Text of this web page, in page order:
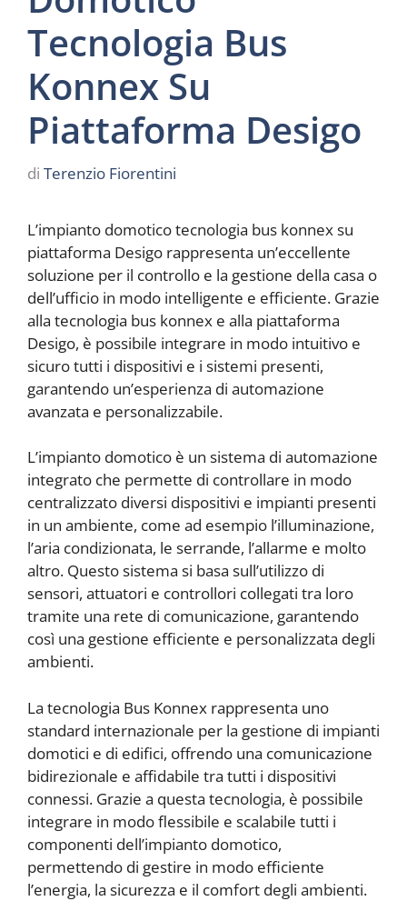
Tecnologia Bus
Konnex Su
Piattaforma Desigo
di Terenzio Fiorentini
L’impianto domotico tecnologia bus konnex su
piattaforma Desigo rappresenta un’eccellente
soluzione per il controllo e la gestione della casa o
dell’ufficio in modo intelligente e efficiente. Grazie
alla tecnologia bus konnex e alla piattaforma
Desigo, è possibile integrare in modo intuitivo e
sicuro tutti i dispositivi e i sistemi presenti,
garantendo un’esperienza di automazione
avanzata e personalizzabile.
L’impianto domotico è un sistema di automazione
integrato che permette di controllare in modo
centralizzato diversi dispositivi e impianti presenti
in un ambiente, come ad esempio l’illuminazione,
l’aria condizionata, le serrande, l’allarme e molto
altro. Questo sistema si basa sull’utilizzo di
sensori, attuatori e controllori collegati tra loro
tramite una rete di comunicazione, garantendo
così una gestione efficiente e personalizzata degli
ambienti.
La tecnologia Bus Konnex rappresenta uno
standard internazionale per la gestione di impianti
domotici e di edifici, offrendo una comunicazione
bidirezionale e affidabile tra tutti i dispositivi
connessi. Grazie a questa tecnologia, è possibile
integrare in modo flessibile e scalabile tutti i
componenti dell’impianto domotico,
permettendo di gestire in modo efficiente
l’energia, la sicurezza e il comfort degli ambienti.